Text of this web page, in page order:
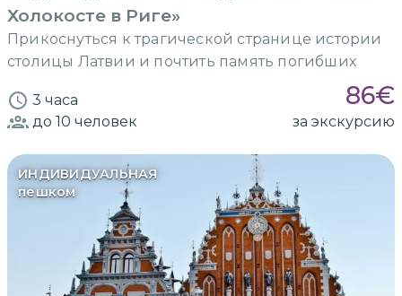
Холокосте в Риге»
Прикоснуться к трагической странице истории
столицы Латвии и почтить память погибших
3 часа 86€
до 10 человек за экскурсию
ИНДИВИДУАЛЬНАЯ
пешком